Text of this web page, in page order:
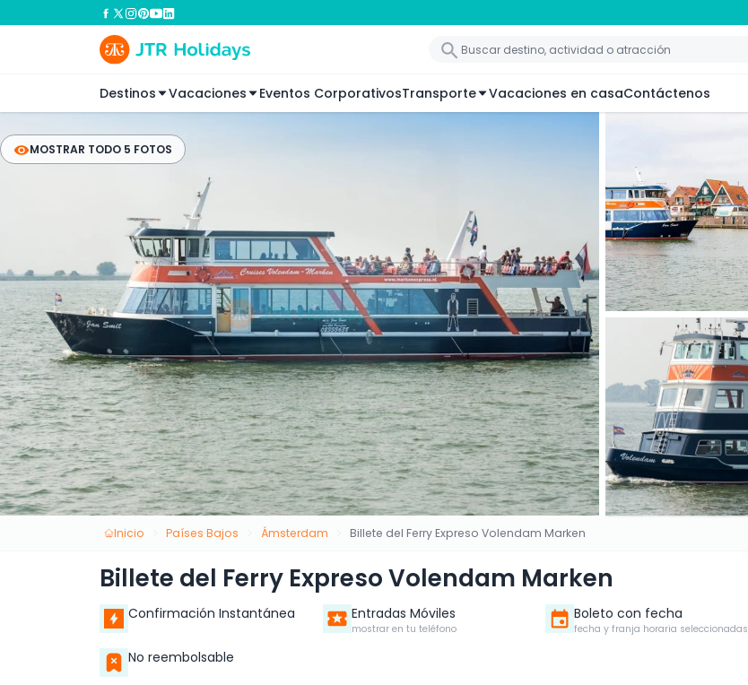
Destinos Vacaciones Eventos CorporativosTransporte Vacaciones en casaContáctenos
MOSTRAR TODO 5 FOTOS
Inicio Países Bajos Ámsterdam Billete del Ferry Expreso Volendam Marken
Billete del Ferry Expreso Volendam Marken
Confirmación Instantánea Entradas Móviles
mostrar en tu teléfono
Boleto con fecha
fecha y franja horaria seleccionadas
No reembolsable